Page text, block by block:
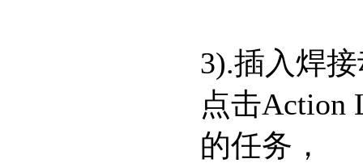
3).插入焊
点击Action
的任务，